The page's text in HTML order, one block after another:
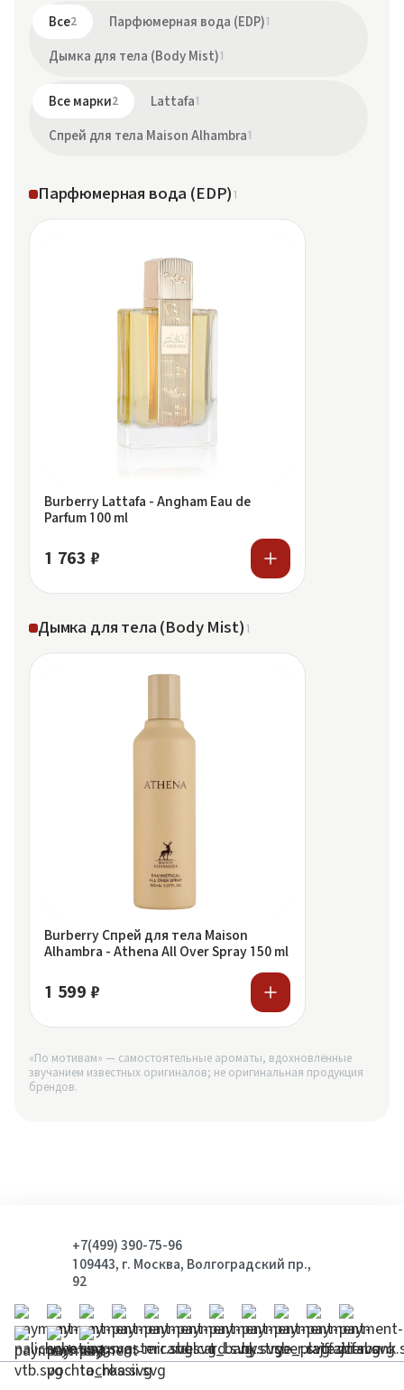
Все2 Парфюмерная вода (EDP)1
Дымка для тела (Body Mist)1
Все марки2 Lattafa1
Спрей для тела Maison Alhambra1
Парфюмерная вода (EDP)1
Burberry Lattafa - Angham Eau de
Parfum 100 ml
1 763 ₽
Дымка для тела (Body Mist)1
Burberry Спрей для тела Maison
Alhambra - Athena All Over Spray 150 ml
1 599 ₽
«По мотивам» — самостоятельные ароматы, вдохновлённые
звучанием известных оригиналов; не оригинальная продукция
брендов.
+7(499) 390-75-96
109443, г. Москва, Волгоградский пр.,
92